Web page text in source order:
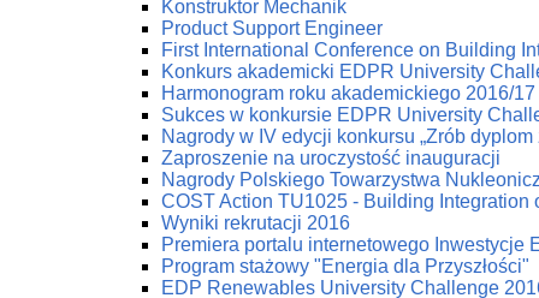
Konstruktor Mechanik
Product Support Engineer
First International Conference on Building
Konkurs akademicki EDPR University
Harmonogram roku akademickiego 2016/17
Sukces w konkursie EDPR University
Nagrody w IV edycji konkursu „Zrób dyplom
Zaproszenie na uroczystość inauguracji
Nagrody Polskiego Towarzystwa
COST Action TU1025 - Building Integration
Wyniki rekrutacji 2016
Premiera portalu internetowego Inwestycje
Program stażowy "Energia dla Przyszłości"
EDP Renewables University Challenge